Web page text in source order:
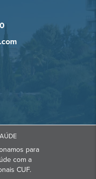
para
com a
CUF.